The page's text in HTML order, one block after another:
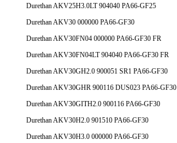
Durethan AKV25H3.0LT 904040 PA66-GF25
Durethan AKV30 000000 PA66-GF30
Durethan AKV30FN04 000000 PA66-GF30 FR
Durethan AKV30FN04LT 904040 PA66-GF30 FR
Durethan AKV30GH2.0 900051 SR1 PA66-GF30
Durethan AKV30GHR 900116 DUS023 PA66-GF30
Durethan AKV30GITH2.0 900116 PA66-GF30
Durethan AKV30H2.0 901510 PA66-GF30
Durethan AKV30H3.0 000000 PA66-GF30